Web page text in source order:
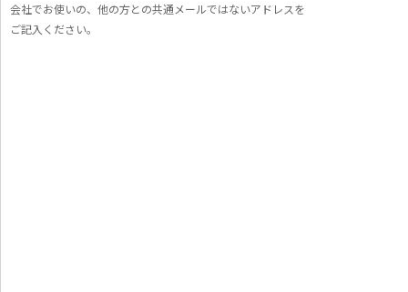
会社でお使いの、他の方との共通メールではないアドレスを
ご記入ください。